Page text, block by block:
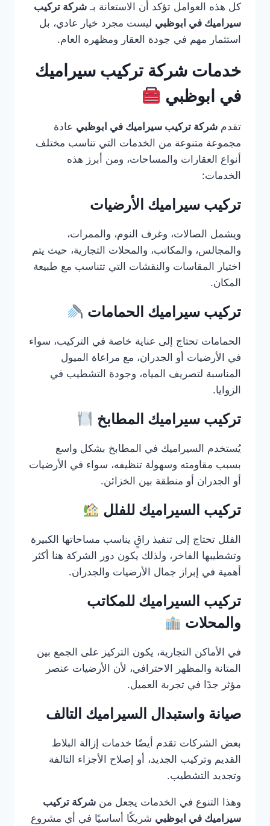
كل هذه العوامل تؤكد أن الاستعانة بـ شركة تركيب
سيراميك في ابوظبي ليست مجرد خيار عادي، بل
استثمار مهم في جودة العقار ومظهره العام.
خدمات شركة تركيب سيراميك
في ابوظبي
تقدم شركة تركيب سيراميك في ابوظبي عادة
مجموعة متنوعة من الخدمات التي تناسب مختلف
أنواع العقارات والمساحات، ومن أبرز هذه
الخدمات:
تركيب سيراميك الأرضيات
ويشمل الصالات، وغرف النوم، والممرات،
والمجالس، والمكاتب، والمحلات التجارية، حيث يتم
اختيار المقاسات والنقشات التي تتناسب مع طبيعة
المكان.
تركيب سيراميك الحمامات
الحمامات تحتاج إلى عناية خاصة في التركيب، سواء
في الأرضيات أو الجدران، مع مراعاة الميول
المناسبة لتصريف المياه، وجودة التشطيب في
الزوايا.
تركيب سيراميك المطابخ
يُستخدم السيراميك في المطابخ بشكل واسع
بسبب مقاومته وسهولة تنظيفه، سواء في الأرضيات
أو الجدران أو منطقة بين الخزائن.
تركيب السيراميك للفلل
الفلل تحتاج إلى تنفيذ راقٍ يناسب مساحاتها الكبيرة
وتشطيبها الفاخر، ولذلك يكون دور الشركة هنا أكثر
أهمية في إبراز جمال الأرضيات والجدران.
تركيب السيراميك للمكاتب
والمحلات
في الأماكن التجارية، يكون التركيز على الجمع بين
المتانة والمظهر الاحترافي، لأن الأرضيات عنصر
مؤثر جدًا في تجربة العميل.
صيانة واستبدال السيراميك التالف
بعض الشركات تقدم أيضًا خدمات إزالة البلاط
القديم وتركيب الجديد، أو إصلاح الأجزاء التالفة
وتجديد التشطيب.
وهذا التنوع في الخدمات يجعل من شركة تركيب
سيراميك في ابوظبي شريكًا أساسيًا في أي مشروع